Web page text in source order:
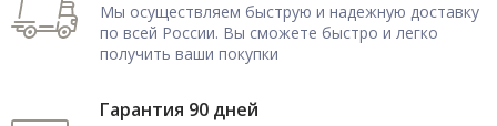
Мы осуществляем быструю и надежную доставку
по всей России. Вы сможете быстро и легко
получить ваши покупки
Гарантия 90 дней